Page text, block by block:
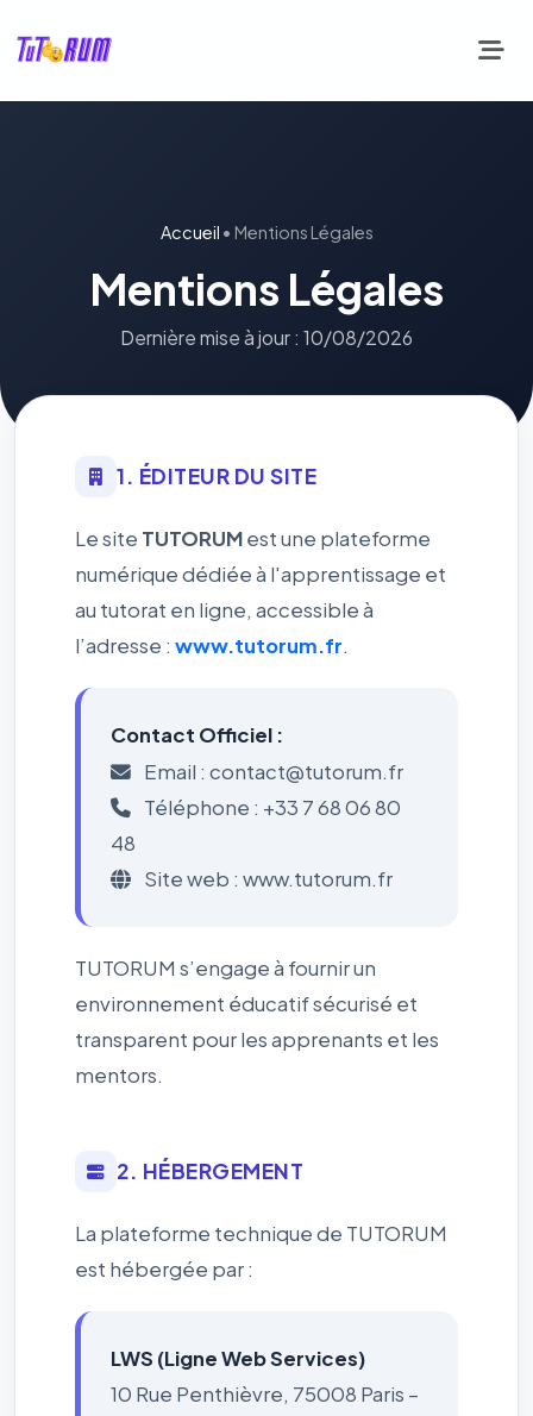
Accueil • Mentions Légales
Mentions Légales
Dernière mise à jour : 10/08/2026
1. ÉDITEUR DU SITE
Le site TUTORUMest une plateforme
numérique dédiée à l'apprentissage et
au tutorat en ligne, accessible à
l’adresse : www.tutorum.fr.
Contact Officiel :
Email : contact@tutorum.fr
Téléphone : +33 7 68 06 80
48
Site web : www.tutorum.fr
TUTORUM s’engage à fournir un
environnement éducatif sécurisé et
transparent pour les apprenants et les
mentors.
2. HÉBERGEMENT
La plateforme technique de TUTORUM
est hébergée par :
LWS (Ligne Web Services)
10 Rue Penthièvre, 75008 Paris –